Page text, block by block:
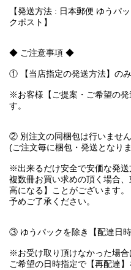
【発送方法 : 日本郵便 ゆうパ
クポスト】
◆ ご注意事項 ◆
① 【当店指定の発送方法】のみ
※お客様【ご提案・ご希望の
す。
② 別注文の同梱包は行いません
(ご注文毎に梱包・発送となり
※出来るだけ安全で安価な発送
複数冊お買い求めの頂く場合
高になる】ことがございます。
予めご了承ください。
③ ゆうパックを除き【配達日
※お受け取り頂けなかった場合
ご希望の日時指定で【再配達】